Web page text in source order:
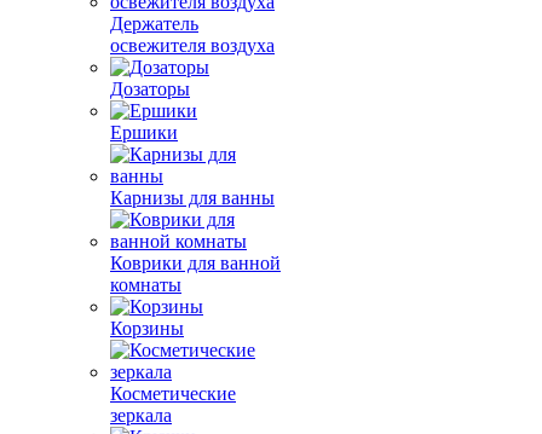
Держатель
освежителя воздуха
Дозаторы
Ершики
Карнизы для ванны
Коврики для ванной
комнаты
Корзины
Косметические
зеркала